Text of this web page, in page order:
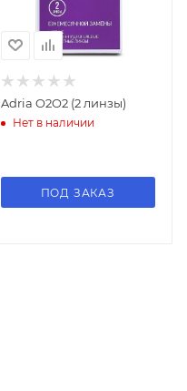
Adria O2O2 (2 линзы)
Нет в наличии
ПОД ЗАКАЗ